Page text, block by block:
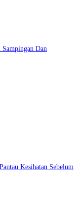
Dan
Kesihatan Sebelum